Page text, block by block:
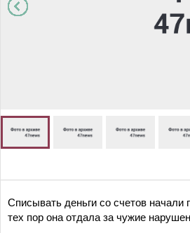
Списывать деньги со счетов
тех пор она отдала за чужие